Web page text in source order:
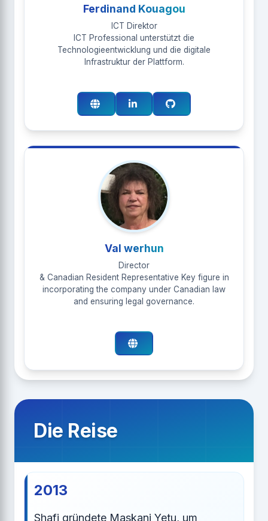
Ferdinand Kouagou
ICT Direktor
ICT Professional unterstützt die
Technologieentwicklung und die digitale
Infrastruktur der Plattform.
Val werhun
Director
& Canadian Resident Representative Key figure in
incorporating the company under Canadian law
and ensuring legal governance.
Die Reise
2013
Shafi gründete Maskani Yetu, um